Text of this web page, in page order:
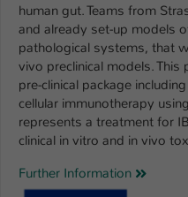
human gut. Teams from
and already set-up models
pathological systems, that
vivo preclinical models.
pre-clinical package
cellular immunotherapy
represents a treatment for
clinical in vitro and in vivo
Further Information